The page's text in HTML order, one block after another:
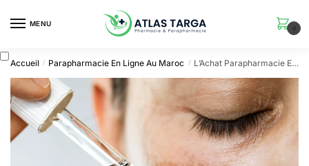
MENU
0
Accueil / Parapharmacie En Ligne Au Maroc / L’Achat Parapharmacie En Ligne Maroc 2026 : Le Guide Ultime